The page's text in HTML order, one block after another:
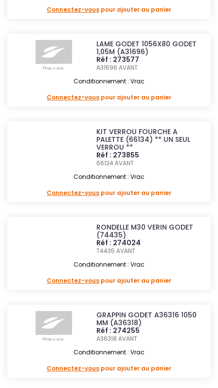
Connectez-vous pour ajouter au panier
LAME GODET 1056X80 GODET
1,05M (A31696)
Réf : 273577
A31696AVANT
Conditionnement : Vrac
Connectez-vous pour ajouter au panier
KIT VERROU FOURCHE A
PALETTE (66134) ** UN SEUL
VERROU **
Réf : 273855
66134AVANT
Conditionnement : Vrac
Connectez-vous pour ajouter au panier
RONDELLE M30 VERIN GODET
(74435)
Réf : 274024
74435AVANT
Conditionnement : Vrac
Connectez-vous pour ajouter au panier
GRAPPIN GODET A36316 1050
MM (A36318)
Réf : 274255
A36318AVANT
Conditionnement : Vrac
Connectez-vous pour ajouter au panier